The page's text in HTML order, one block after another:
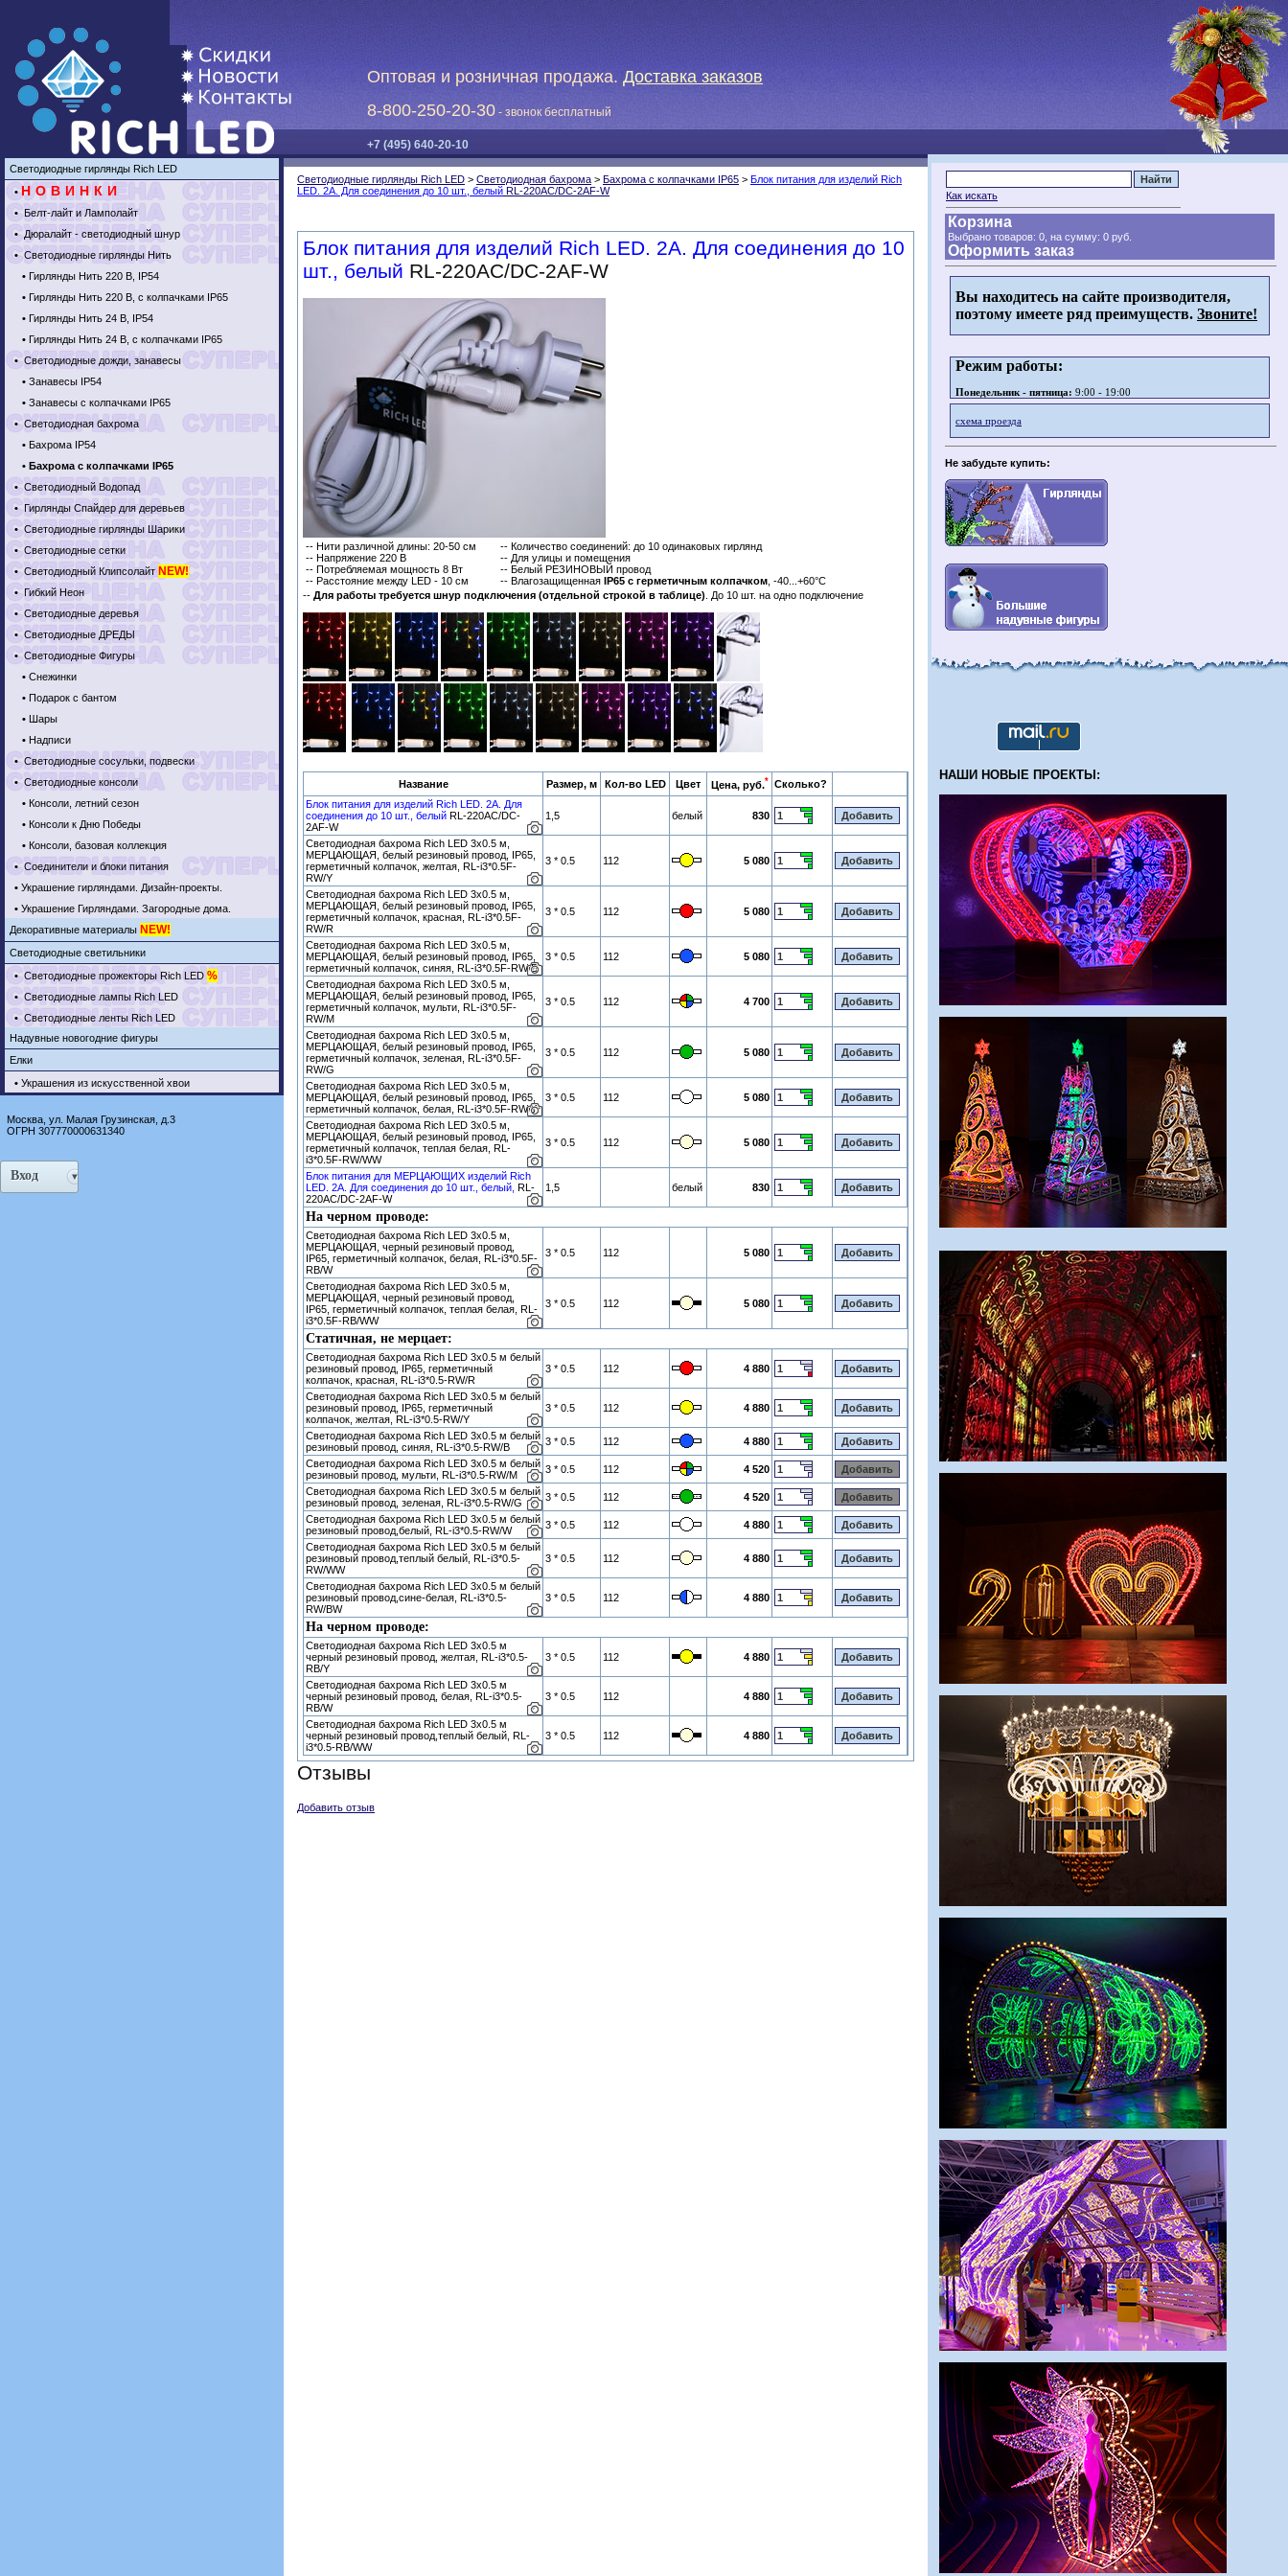
Оптовая и розничная продажа. Доставка заказов
8-800-250-20-30 - звонок бесплатный
+7 (495) 640-20-10
Светодиодные гирлянды Rich LED
•НОВИНКИ
•Белт-лайт и Ламполайт
•Дюралайт - светодиодный шнур
•Светодиодные гирлянды Нить
• Гирлянды Нить 220 В, IP54
• Гирлянды Нить 220 В, с колпачками IP65
• Гирлянды Нить 24 В, IP54
• Гирлянды Нить 24 В, с колпачками IP65
•Светодиодные дожди, занавесы
• Занавесы IP54
• Занавесы с колпачками IP65
•Светодиодная бахрома
• Бахрома IP54
• Бахрома с колпачками IP65
•Светодиодный Водопад
•Гирлянды Спайдер для деревьев
•Светодиодные гирлянды Шарики
•Светодиодные сетки
•Светодиодный Клипсолайт NEW!
•Гибкий Неон
•Светодиодные деревья
•Светодиодные ДРЕДЫ
•Светодиодные Фигуры
• Снежинки
• Подарок с бантом
• Шары
• Надписи
•Светодиодные сосульки, подвески
•Светодиодные консоли
• Консоли, летний сезон
• Консоли к Дню Победы
• Консоли, базовая коллекция
•Соединители и блоки питания
• Украшение гирляндами. Дизайн-проекты.
• Украшение Гирляндами. Загородные дома.
Декоративные материалы NEW!
Светодиодные светильники
•Светодиодные прожекторы Rich LED %
•Светодиодные лампы Rich LED
•Светодиодные ленты Rich LED
Надувные новогодние фигуры
Елки
• Украшения из искусственной хвои
Москва, ул. Малая Грузинская, д.3
ОГРН 307770000631340
Вход
Светодиодные гирлянды Rich LED > Светодиодная бахрома > Бахрома с колпачками IP65 > Блок питания для изделий Rich
LED. 2А. Для соединения до 10 шт., белый RL-220AC/DC-2AF-W
Блок питания для изделий Rich LED. 2А. Для соединения до 10
шт., белый RL-220AC/DC-2AF-W
-- Нити различной длины: 20-50 см
-- Напряжение 220 В
-- Потребляемая мощность 8 Вт
-- Расстояние между LED - 10 см
-- Количество соединений: до 10 одинаковых гирлянд
-- Для улицы и помещения
-- Белый РЕЗИНОВЫЙ провод
-- Влагозащищенная IP65 с герметичным колпачком , -40...+60°C
-- Для работы требуется шнур подключения (отдельной строкой в таблице) . До 10 шт. на одно подключение
Название Размер, м Кол-во LED Цвет Цена, руб.*
Сколько?
Блок питания для изделий Rich LED. 2А. Для
соединения до 10 шт., белый RL-220AC/DC-
2AF-W
1,5 белый 830
Светодиодная бахрома Rich LED 3х0.5 м,
МЕРЦАЮЩАЯ, белый резиновый провод, IP65,
герметичный колпачок, желтая, RL-i3*0.5F-
RW/Y
3 * 0.5 112 5 080
Светодиодная бахрома Rich LED 3х0.5 м,
МЕРЦАЮЩАЯ, белый резиновый провод, IP65,
герметичный колпачок, красная, RL-i3*0.5F-
RW/R
3 * 0.5 112 5 080
Светодиодная бахрома Rich LED 3х0.5 м,
МЕРЦАЮЩАЯ, белый резиновый провод, IP65,
герметичный колпачок, синяя, RL-i3*0.5F-RW/B
3 * 0.5 112 5 080
Светодиодная бахрома Rich LED 3х0.5 м,
МЕРЦАЮЩАЯ, белый резиновый провод, IP65,
герметичный колпачок, мульти, RL-i3*0.5F-
RW/M
3 * 0.5 112 4 700
Светодиодная бахрома Rich LED 3х0.5 м,
МЕРЦАЮЩАЯ, белый резиновый провод, IP65,
герметичный колпачок, зеленая, RL-i3*0.5F-
RW/G
3 * 0.5 112 5 080
Светодиодная бахрома Rich LED 3х0.5 м,
МЕРЦАЮЩАЯ, белый резиновый провод, IP65,
герметичный колпачок, белая, RL-i3*0.5F-RW/W
3 * 0.5 112 5 080
Светодиодная бахрома Rich LED 3х0.5 м,
МЕРЦАЮЩАЯ, белый резиновый провод, IP65,
герметичный колпачок, теплая белая, RL-
i3*0.5F-RW/WW
3 * 0.5 112 5 080
Блок питания для МЕРЦАЮЩИХ изделий Rich
LED. 2А. Для соединения до 10 шт., белый, RL-
220AC/DC-2AF-W
1,5 белый 830
На черном проводе:
Светодиодная бахрома Rich LED 3х0.5 м,
МЕРЦАЮЩАЯ, черный резиновый провод,
IP65, герметичный колпачок, белая, RL-i3*0.5F-
RB/W
3 * 0.5 112 5 080
Светодиодная бахрома Rich LED 3х0.5 м,
МЕРЦАЮЩАЯ, черный резиновый провод,
IP65, герметичный колпачок, теплая белая, RL-
i3*0.5F-RB/WW
3 * 0.5 112 5 080
Статичная, не мерцает:
Светодиодная бахрома Rich LED 3х0.5 м белый
резиновый провод, IP65, герметичный
колпачок, красная, RL-i3*0.5-RW/R
3 * 0.5 112 4 880
Светодиодная бахрома Rich LED 3х0.5 м белый
резиновый провод, IP65, герметичный
колпачок, желтая, RL-i3*0.5-RW/Y
3 * 0.5 112 4 880
Светодиодная бахрома Rich LED 3х0.5 м белый
резиновый провод, синяя, RL-i3*0.5-RW/B
3 * 0.5 112
4 880
Светодиодная бахрома Rich LED 3х0.5 м белый
резиновый провод, мульти, RL-i3*0.5-RW/M
3 * 0.5 112
4 520
Светодиодная бахрома Rich LED 3х0.5 м белый
резиновый провод, зеленая, RL-i3*0.5-RW/G
3 * 0.5 112
4 520
Светодиодная бахрома Rich LED 3х0.5 м белый
резиновый провод,белый, RL-i3*0.5-RW/W
3 * 0.5 112
4 880
Светодиодная бахрома Rich LED 3х0.5 м белый
резиновый провод,теплый белый, RL-i3*0.5-
RW/WW
3 * 0.5 112 4 880
Светодиодная бахрома Rich LED 3х0.5 м белый
резиновый провод,сине-белая, RL-i3*0.5-
RW/BW
3 * 0.5 112 4 880
На черном проводе:
Светодиодная бахрома Rich LED 3х0.5 м
черный резиновый провод, желтая, RL-i3*0.5-
RB/Y
3 * 0.5 112 4 880
Светодиодная бахрома Rich LED 3х0.5 м
черный резиновый провод, белая, RL-i3*0.5-
RB/W
3 * 0.5 112 4 880
Светодиодная бахрома Rich LED 3х0.5 м
черный резиновый провод,теплый белый, RL-
i3*0.5-RB/WW
3 * 0.5 112 4 880
Отзывы
Добавить отзыв
Как искать
Корзина
Выбрано товаров: 0, на сумму: 0 руб.
Оформить заказ
Вы находитесь на сайте производителя,
поэтому имеете ряд преимуществ. Звоните!
Режим работы:
Понедельник - пятница: 9:00 - 19:00
схема проезда
Не забудьте купить:
НАШИ НОВЫЕ ПРОЕКТЫ: